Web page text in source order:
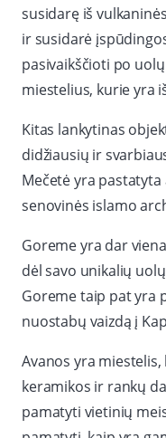
susidarę iš
ir susidarė
pasivaikščioti po
miestelius, kurie yra
Kitas lankytinas
didžiausių ir
Mečetė yra
senovinės islamo
Goreme yra dar
dėl savo unikalių
Goreme taip pat yra
nuostabų vaizdą į
Avanos yra
keramikos ir rankų
pamatyti vietinių